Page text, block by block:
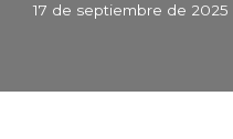
17 de septiembre de 2025